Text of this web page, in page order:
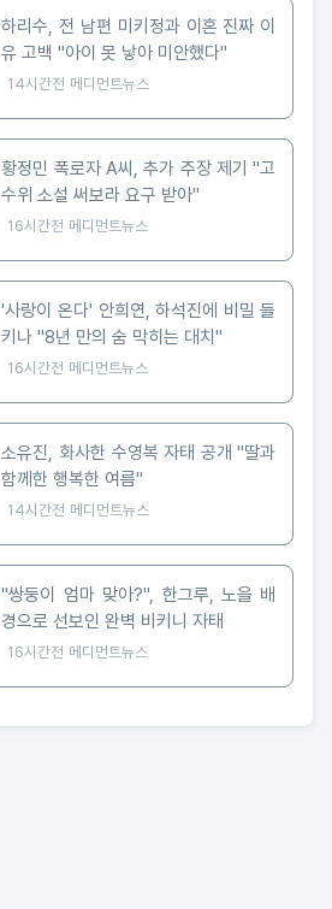
하리수, 전 남편 미키정과 이혼 진짜 이
유 고백 "아이 못 낳아 미안했다"
14시간전 메디먼트뉴스
황정민 폭로자 A씨, 추가 주장 제기 "고
수위 소설 써보라 요구 받아"
16시간전 메디먼트뉴스
'사랑이 온다' 안희연, 하석진에 비밀 들
키나 "8년 만의 숨 막히는 대치"
16시간전 메디먼트뉴스
소유진, 화사한 수영복 자태 공개 "딸과
함께한 행복한 여름"
14시간전 메디먼트뉴스
"쌍둥이 엄마 맞아?", 한그루, 노을 배
경으로 선보인 완벽 비키니 자태
16시간전 메디먼트뉴스